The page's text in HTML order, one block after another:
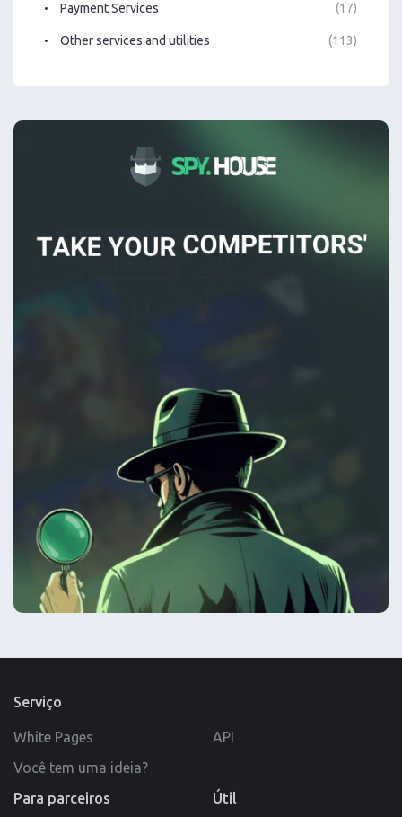
Payment Services (17)
Other services and utilities (113)
Serviço
White Pages
API
Você tem uma ideia?
Para parceiros
Útil